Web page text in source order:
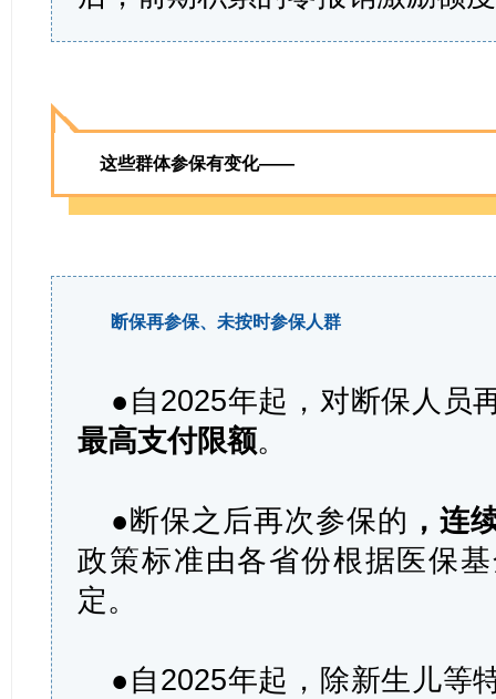
这些群体参保有变化——
断保再参保、未按时参保人群
●自2025年起，对断保人员
最高支付限额。
●断保之后再次参保的 ，连
政策标准由各省份根据医保
定。
●自2025年起，除新生儿等